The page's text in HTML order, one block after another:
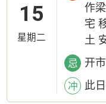
15
星期二
作
宅
土
忌 开
冲 此